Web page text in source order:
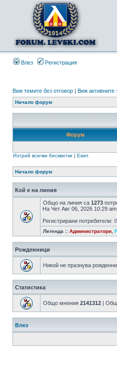
Влез Регистрация
Виж темите без отговор | Виж активните
Начало форум
Форум
Изтрий всички бисквитки | Екип
Начало форум
Кой е на линия
Общо на линия са 1273
На Чет Авг 06, 2026 10:29
Регистрирани потребители:
Легенда :: Администратори
Рожденници
Никой не празнува
Статистика
Общо мнения 2141312 |
Влез